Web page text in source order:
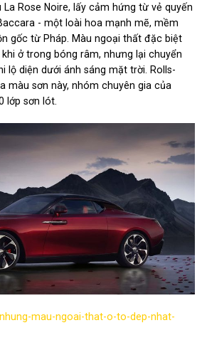
Rose Noire, lấy cảm hứng từ vẻ quyến
- một loài hoa mạnh mẽ, mềm
gốc từ Pháp. Màu ngoại thất đặc biệt
ở trong bóng râm, nhưng lại chuyển
lộ diện dưới ánh sáng mặt trời. Rolls-
màu sơn này, nhóm chuyên gia của
lớp sơn lót.
mau-ngoai-that-o-to-dep-nhat-